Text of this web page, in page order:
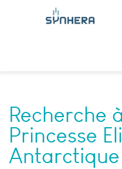
Recherche
Princesse
Antarctique